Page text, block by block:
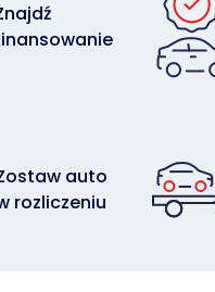
auto
rozliczeniu